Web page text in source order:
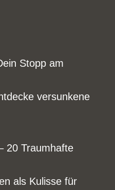
Stopp am
versunkene
20 Traumhafte
als Kulisse für